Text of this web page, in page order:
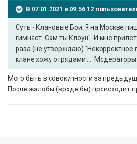
В 07.01.2021 в 09:56:12
Суть - Клановые Бои. Я на Москве
гимнаст. Сам ты Клоун". И мне
раза (не утверждаю) "Некорректное
клане хожу отрядами.... Модераторы
Мого быть в совокупности за
После жалобы (вроде бы) происходит